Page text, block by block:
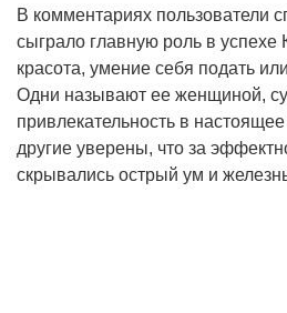
В комментариях пользователи
сыграло главную роль в
красота, умение себя подать
Одни называют ее женщиной,
привлекательность в
другие уверены, что за
скрывались острый ум и